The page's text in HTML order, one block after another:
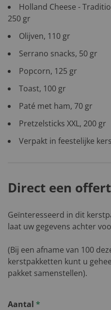
Holland Cheese -
250 gr
Olijven, 110 gr
Serrano snacks, 50 gr
Popcorn, 125 gr
Toast, 100 gr
Paté met ham, 70 gr
Pretzelsticks XXL, 200 gr
Verpakt in feestelijke
Direct een
Geïnteresseerd in dit
laat uw gegevens achter
(Bij een afname van 100
kerstpakketten kunt u
pakket samenstellen).
Aantal *